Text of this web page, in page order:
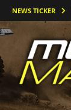
NEWS TICKER